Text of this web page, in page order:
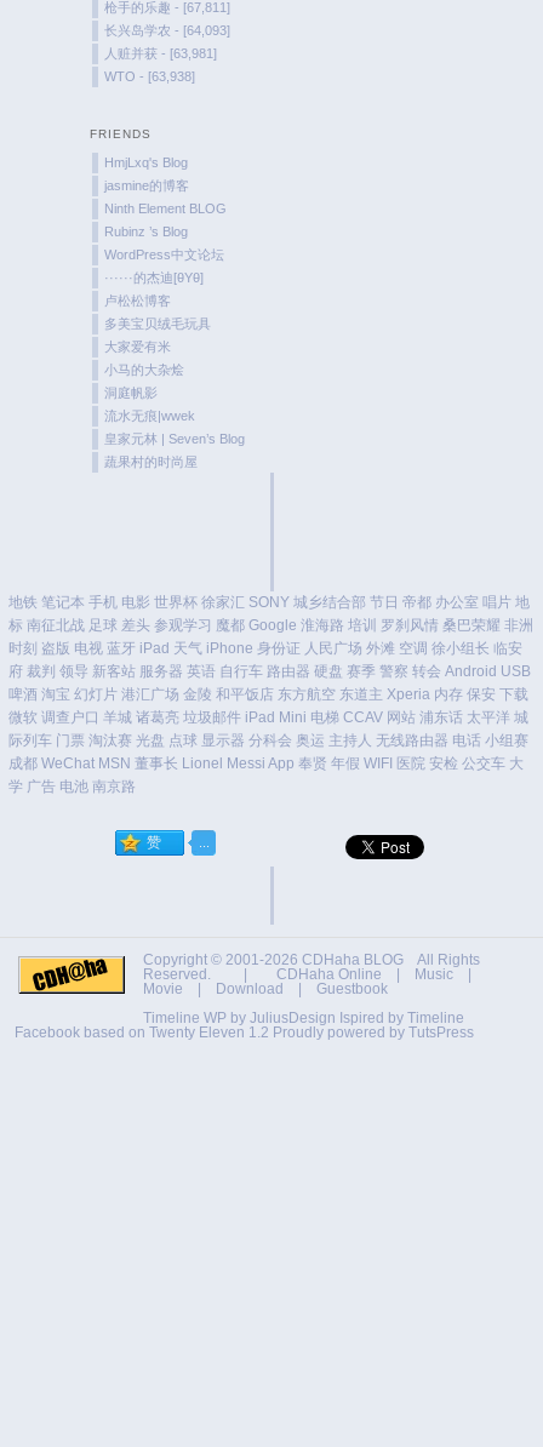
枪手的乐趣 - [67,811]
长兴岛学农 - [64,093]
人赃并获 - [63,981]
WTO - [63,938]
FRIENDS
HmjLxq's Blog
jasmine的博客
Ninth Element BLOG
Rubinz ’s Blog
WordPress中文论坛
······的杰迪[θYθ]
卢松松博客
多美宝贝绒毛玩具
大家爱有米
小马的大杂烩
洞庭帆影
流水无痕|wwek
皇家元林 | Seven’s Blog
蔬果村的时尚屋
地铁 笔记本 手机 电影 世界杯 徐家汇 SONY 城乡结合部 节日 帝都 办公室 唱片 地
标 南征北战 足球 差头 参观学习 魔都 Google 淮海路 培训 罗刹风情 桑巴荣耀 非洲
时刻 盗版 电视 蓝牙 iPad 天气 iPhone 身份证 人民广场 外滩 空调 徐小组长 临安
府 裁判 领导 新客站 服务器 英语 自行车 路由器 硬盘 赛季 警察 转会 Android USB
啤酒 淘宝 幻灯片 港汇广场 金陵 和平饭店 东方航空 东道主 Xperia 内存 保安 下载
微软 调查户口 羊城 诸葛亮 垃圾邮件 iPad Mini 电梯 CCAV 网站 浦东话 太平洋 城
际列车 门票 淘汰赛 光盘 点球 显示器 分科会 奥运 主持人 无线路由器 电话 小组赛
成都 WeChat MSN 董事长 Lionel Messi App 奉贤 年假 WIFI 医院 安检 公交车 大
学 广告 电池 南京路
Copyright © 2001-2026 CDHaha BLOG All Rights
Reserved. | CDHaha Online Music
Movie
Download
Guestbook
Timeline WP by JuliusDesign Ispired by Timeline
Facebook based on Twenty Eleven 1.2 Proudly powered by TutsPress